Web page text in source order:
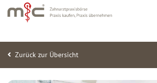
Zurück zur Übersicht